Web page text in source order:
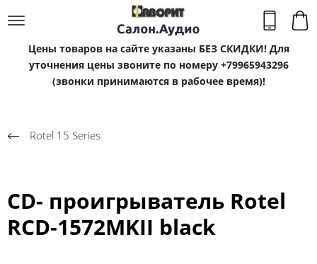
Цены товаров на сайте указаны БЕЗ СКИДКИ! Для
уточнения цены звоните по номеру +79965943296
(звонки принимаются в рабочее время)!
Rotel 15 Series
CD- проигрыватель Rotel
RCD-1572MKII black